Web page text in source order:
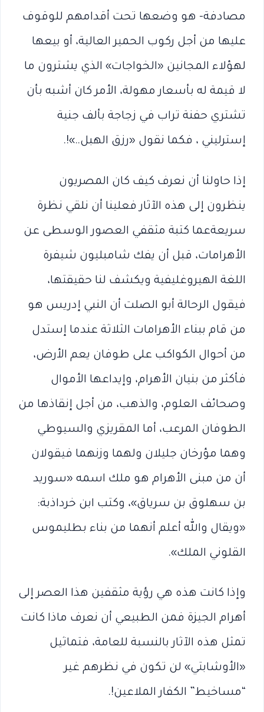
مصادفة- هو وضعها تحت أقدامهم للوقوف
عليها من أجل ركوب الحمير العالية، أو بيعها
لهؤلاء المجانين «الخواجات» الذي يشترون ما
لا قيمة له بأسعار مهولة، الأمر كان أشبه بأن
تشتري حفنة تراب في زجاجة بألف جنية
إسترليني ، فكما نقول «رزق الهبل..»!.
إذا حاولنا أن نعرف كيف كان المصريون
ينظرون إلى هذه الآثار فعلينا أن نلقي نظرة
سريعةعما كتبة مثقفي العصور الوسطى عن
الأهرامات، قبل أن يفك شامبليون شيفرة
اللغة الهيروغليفية ويكشف لنا حقيقتها،
فيقول الرحالة أبو الصلت أن النبي إدريس هو
من قام ببناء الأهرامات الثلاثة عندما إستدل
من أحوال الكواكب على طوفان يعم الأرض،
فأكثر من بنيان الأهرام، وإيداعها الأموال
وصحائف العلوم، والذهب، من أجل إنقاذها من
الطوفان المرعب، أما المقريزي والسيوطي
وهما مؤرخان جليلان ولهما وزنهما فيقولان
أن من مبنى الأهرام هو ملك اسمه «سوريد
بن سهلوق بن سرياق»، وكتب ابن خرداذبة:
«ويقال والله أعلم أنهما من بناء بطليموس
القلوني الملك».
وإذا كانت هذه هي رؤية مثقفين هذا العصر إلى
أهرام الجيزة فمن الطبيعي أن نعرف ماذا كانت
تمثل هذه الآثار بالنسبة للعامة، فتماثيل
«الأوشابتي» لن تكون في نظرهم غير
“مساخيط” الكفار الملاعين!.